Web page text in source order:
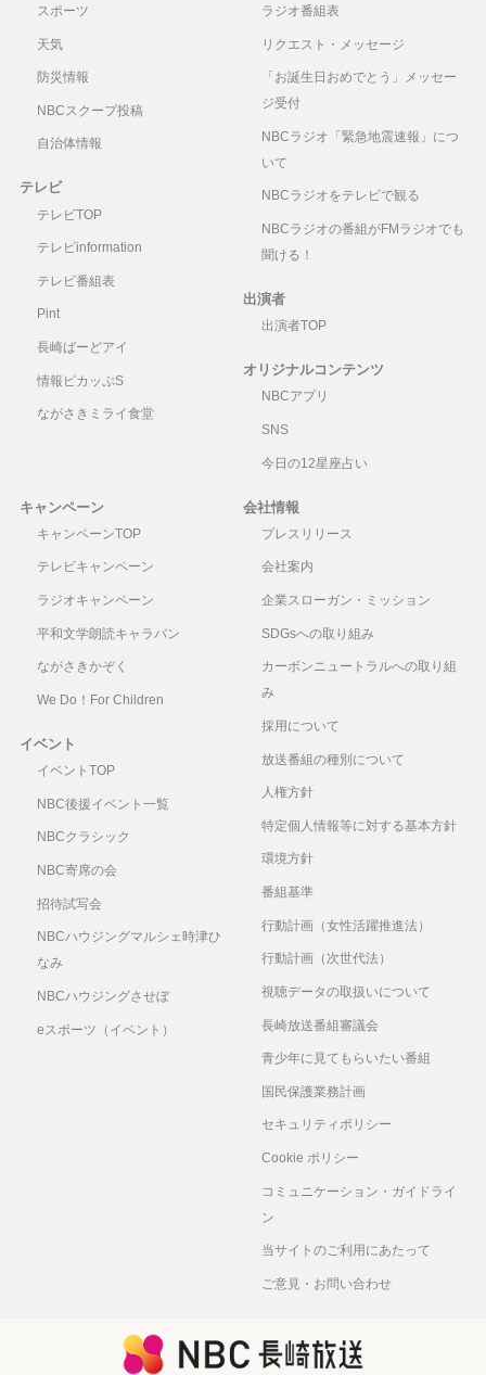
スポーツ
天気
防災情報
NBCスクープ投稿
自治体情報
テレビ
テレビTOP
テレビinformation
テレビ番組表
Pint
長崎ばーどアイ
情報ピカッぷS
ながさきミライ食堂
ラジオ番組表
リクエスト・メッセージ
「お誕生日おめでとう」メッセー
ジ受付
NBCラジオ「緊急地震速報」につ
いて
NBCラジオをテレビで観る
NBCラジオの番組がFMラジオでも
聞ける！
出演者
出演者TOP
オリジナルコンテンツ
NBCアプリ
SNS
今日の12星座占い
キャンペーン
キャンペーンTOP
テレビキャンペーン
ラジオキャンペーン
平和文学朗読キャラバン
ながさきかぞく
We Do！For Children
イベント
イベントTOP
NBC後援イベント一覧
NBCクラシック
NBC寄席の会
招待試写会
NBCハウジングマルシェ時津ひ
なみ
NBCハウジングさせぼ
eスポーツ（イベント）
会社情報
プレスリリース
会社案内
企業スローガン・ミッション
SDGsへの取り組み
カーボンニュートラルへの取り組
み
採用について
放送番組の種別について
人権方針
特定個人情報等に対する基本方針
環境方針
番組基準
行動計画（女性活躍推進法）
行動計画（次世代法）
視聴データの取扱いについて
長崎放送番組審議会
青少年に見てもらいたい番組
国民保護業務計画
セキュリティポリシー
Cookie ポリシー
コミュニケーション・ガイドライ
ン
当サイトのご利用にあたって
ご意見・お問い合わせ